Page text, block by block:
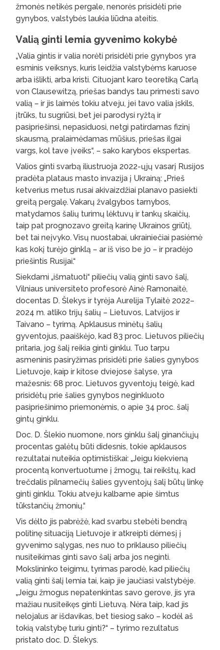
žmonės netikės pergale, nenorės prisidėti prie
gynybos, valstybės laukia liūdna ateitis.
Valią ginti lemia gyvenimo kokybė
„Valia gintis ir valia norėti prisidėti prie gynybos yra
esminis veiksnys, kuris leidžia valstybėms karuose
arba išlikti, arba kristi. Cituojant karo teoretiką Carlą
von Clausewitzą, priešas bandys tau primesti savo
valią – ir jis laimės tokiu atveju, jei tavo valia įskils,
įtrūks, tu sugriūsi, bet jei parodysi ryžtą ir
pasipriešinsi, nepasiduosi, netgi patirdamas fizinį
skausmą, pralaimėdamas mūšius, priešas ilgai
vargs, kol tave įveiks“, – sako karybos ekspertas.
Valios ginti svarbą iliustruoja 2022-ųjų vasarį Rusijos
pradėta plataus masto invazija į Ukrainą: „Prieš
ketverius metus rusai akivaizdžiai planavo pasiekti
greitą pergalę. Vakarų žvalgybos tarnybos,
matydamos šalių turimų lėktuvų ir tankų skaičių,
taip pat prognozavo greitą karinę Ukrainos griūtį,
bet tai neįvyko. Visų nuostabai, ukrainiečiai pasiėmė
kas kokį turėjo ginklą – ar iš viso be jo – ir pradėjo
priešintis Rusijai.“
Siekdami „išmatuoti“ piliečių valią ginti savo šalį,
Vilniaus universiteto profesorė Ainė Ramonaitė,
docentas D. Šlekys ir tyrėja Aurelija Tylaitė 2022–
2024 m. atliko trijų šalių – Lietuvos, Latvijos ir
Taivano – tyrimą. Apklausus minėtų šalių
gyventojus, paaiškėjo, kad 83 proc. Lietuvos piliečių
pritaria, jog šalį reikia ginti ginklu. Tuo tarpu
asmeninis pasiryžimas prisidėti prie šalies gynybos
Lietuvoje, kaip ir kitose dviejose šalyse, yra
mažesnis: 68 proc. Lietuvos gyventojų teigė, kad
prisidėtų prie šalies gynybos neginkluoto
pasipriešinimo priemonėmis, o apie 34 proc. šalį
gintų ginklu.
Doc. D. Šlekio nuomone, nors ginklu šalį ginančiųjų
procentas galėtų būti didesnis, tokie apklausos
rezultatai nuteikia optimistiškai: „Jeigu kiekvieną
procentą konvertuotume į žmogų, tai reikštų, kad
trečdalis pilnamečių šalies gyventojų šalį būtų linkę
ginti ginklu. Tokiu atveju kalbame apie šimtus
tūkstančių žmonių.“
Vis dėlto jis pabrėžė, kad svarbu stebėti bendrą
politinę situaciją Lietuvoje ir atkreipti dėmesį į
gyvenimo sąlygas, nes nuo to priklauso piliečių
nusiteikimas ginti savo šalį arba jos neginti.
Mokslininko teigimu, tyrimas parodė, kad piliečių
valią ginti šalį lemia tai, kaip jie jaučiasi valstybėje.
„Jeigu žmogus nepatenkintas savo gerove, jis yra
mažiau nusiteikęs ginti Lietuvą. Nėra taip, kad jis
nelojalus ar išdavikas, bet tiesiog sako – kodėl aš
tokią valstybę turiu ginti?“ – tyrimo rezultatus
pristato doc. D. Šlekys.